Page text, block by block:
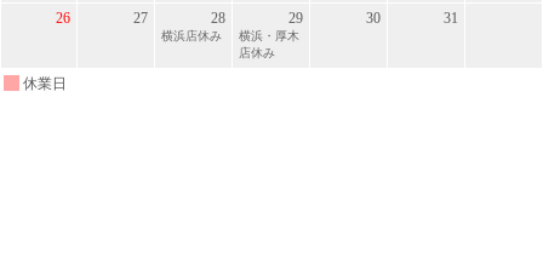
26 27 28
横浜店休み
29
横浜・厚木
店休み
30 31
休業日